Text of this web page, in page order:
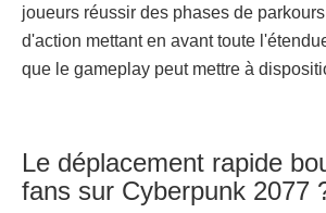
joueurs réussir des phases de
d'action mettant en avant toute
que le gameplay peut mettre à
Le déplacement rapide
fans sur Cyberpunk 2077